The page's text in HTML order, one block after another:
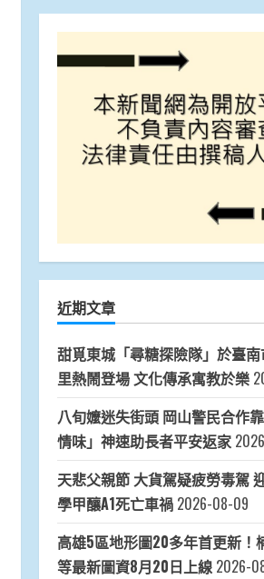
近期文章
甜覓東城「尋糖探險隊」於臺
里熱鬧登場 文化傳承寓教於樂
八旬嬤迷失街頭 岡山警民合作
情味」神速助長者平安返家
天悲父親節 大貨駕疑疲勞毒駕
學甲釀A1死亡車禍 2026-08-09
高雄5區地形圖20多年首更新！
等最新圖資8月20日上線 2026-